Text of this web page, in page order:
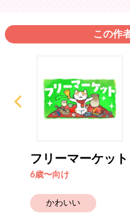
この作
フリーマーケット
6歳〜向け
かわいい